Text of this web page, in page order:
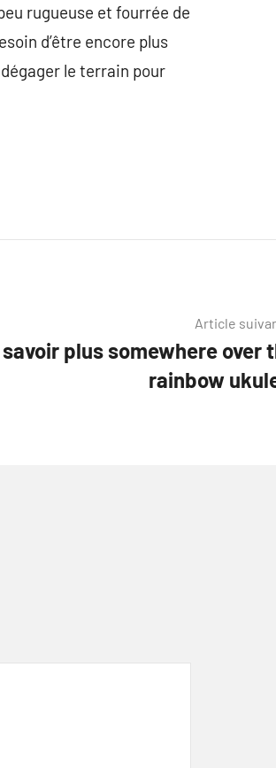
rugueuse et fourrée de
d’être encore plus
le terrain pour
Article
plus somewhere over
rainbow